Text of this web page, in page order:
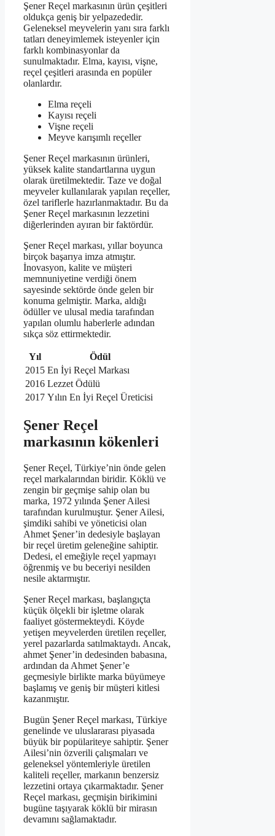
Şener Reçel markasının ürün çeşitleri
oldukça geniş bir yelpazededir.
Geleneksel meyvelerin yanı sıra farklı
tatları deneyimlemek isteyenler için
farklı kombinasyonlar da
sunulmaktadır. Elma, kayısı, vişne,
reçel çeşitleri arasında en popüler
olanlardır.
Elma reçeli
Kayısı reçeli
Vişne reçeli
Meyve karışımlı reçeller
Şener Reçel markasının ürünleri,
yüksek kalite standartlarına uygun
olarak üretilmektedir. Taze ve doğal
meyveler kullanılarak yapılan reçeller,
özel tariflerle hazırlanmaktadır. Bu da
Şener Reçel markasının lezzetini
diğerlerinden ayıran bir faktördür.
Şener Reçel markası, yıllar boyunca
birçok başarıya imza atmıştır.
İnovasyon, kalite ve müşteri
memnuniyetine verdiği önem
sayesinde sektörde önde gelen bir
konuma gelmiştir. Marka, aldığı
ödüller ve ulusal media tarafından
yapılan olumlu haberlerle adından
sıkça söz ettirmektedir.
Yıl
Ödül
2015 En İyi Reçel Markası
2016 Lezzet Ödülü
2017 Yılın En İyi Reçel Üreticisi
Şener Reçel
markasının kökenleri
Şener Reçel, Türkiye’nin önde gelen
reçel markalarından biridir. Köklü ve
zengin bir geçmişe sahip olan bu
marka, 1972 yılında Şener Ailesi
tarafından kurulmuştur. Şener Ailesi,
şimdiki sahibi ve yöneticisi olan
Ahmet Şener’in dedesiyle başlayan
bir reçel üretim geleneğine sahiptir.
Dedesi, el emeğiyle reçel yapmayı
öğrenmiş ve bu beceriyi nesilden
nesile aktarmıştır.
Şener Reçel markası, başlangıçta
küçük ölçekli bir işletme olarak
faaliyet göstermekteydi. Köyde
yetişen meyvelerden üretilen reçeller,
yerel pazarlarda satılmaktaydı. Ancak,
ahmet Şener’in dedesinden babasına,
ardından da Ahmet Şener’e
geçmesiyle birlikte marka büyümeye
başlamış ve geniş bir müşteri kitlesi
kazanmıştır.
Bugün Şener Reçel markası, Türkiye
genelinde ve uluslararası piyasada
büyük bir popülariteye sahiptir. Şener
Ailesi’nin özverili çalışmaları ve
geleneksel yöntemleriyle üretilen
kaliteli reçeller, markanın benzersiz
lezzetini ortaya çıkarmaktadır. Şener
Reçel markası, geçmişin birikimini
bugüne taşıyarak köklü bir mirasın
devamını sağlamaktadır.